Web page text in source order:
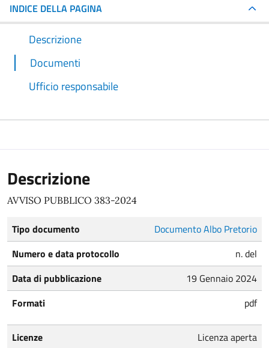
INDICE DELLA PAGINA
Descrizione
Documenti
Ufficio responsabile
Descrizione
AVVISO PUBBLICO 383-2024
Tipo documento
Documento Albo Pretorio
Numero e data protocollo
n. del
Data di pubblicazione
19 Gennaio 2024
Formati
pdf
Licenze Licenza aperta